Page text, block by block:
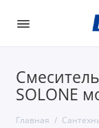
SOLONE
Главная